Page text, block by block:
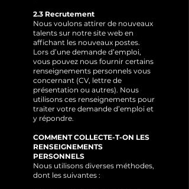
2.3 Recrutement
Nous voulons attirer de nouveaux
talents sur notre site web en
affichant les nouveaux postes.
Lors d’une demande d’emploi,
vous pouvez nous fournir certains
renseignements personnels vous
concernant (CV, lettre de
présentation ou autres). Nous
utilisons ces renseignements pour
traiter votre demande d’emploi et
y répondre.
COMMENT COLLECTE-T-ON LES
RENSEIGNEMENTS
PERSONNELS
Nous utilisons diverses méthodes,
dont les suivantes :